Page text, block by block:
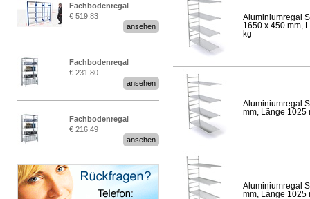
Fachbodenregal
Stecksystem MultiPlus
2,25 Meter breit
€ 519,83
ansehen
Fachbodenregal
Stecksystem MultiPlus
€ 231,80
ansehen
Fachbodenregal
Stecksystem MultiPlus
€ 216,49
ansehen
Aluminiumregal
1650 x 450 mm,
kg
Aluminiumregal
mm, Länge 1025
Aluminiumregal
mm, Länge 1025